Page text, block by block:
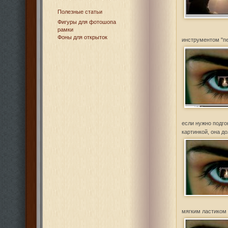
Полезные статьи
Фигуры для фотошопа
рамки
Фоны для открыток
инструментом
если нужно
картинкой, она
мягким ластиком